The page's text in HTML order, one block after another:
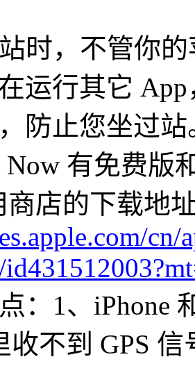
时，不管你的
运行其它
防止您坐过站
有免费版
商店的下载地
：1、iPhone
收不到 GPS